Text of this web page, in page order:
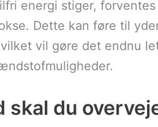
energi stiger,
Dette kan føre til
vil gøre det endnu
du